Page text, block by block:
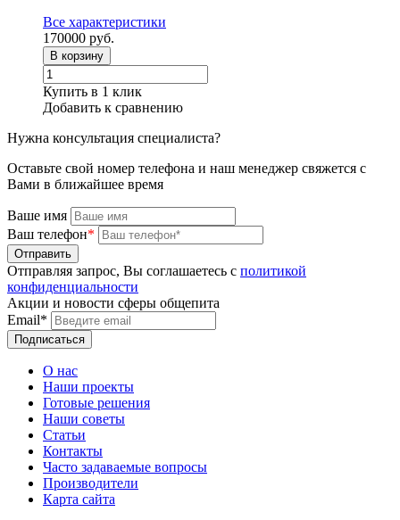
Все характеристики
170000 руб.
В корзину
Купить в 1 клик
Добавить к сравнению
Нужна консультация специалиста?
Оставьте свой номер телефона и наш менеджер свяжется с
Вами в ближайшее время
Ваше имя
Ваш телефон*
Отправляя запрос, Вы соглашаетесь с политикой
конфиденциальности
Акции и новости сферы общепита
Email*
О нас
Наши проекты
Готовые решения
Наши советы
Статьи
Контакты
Часто задаваемые вопросы
Производители
Карта сайта